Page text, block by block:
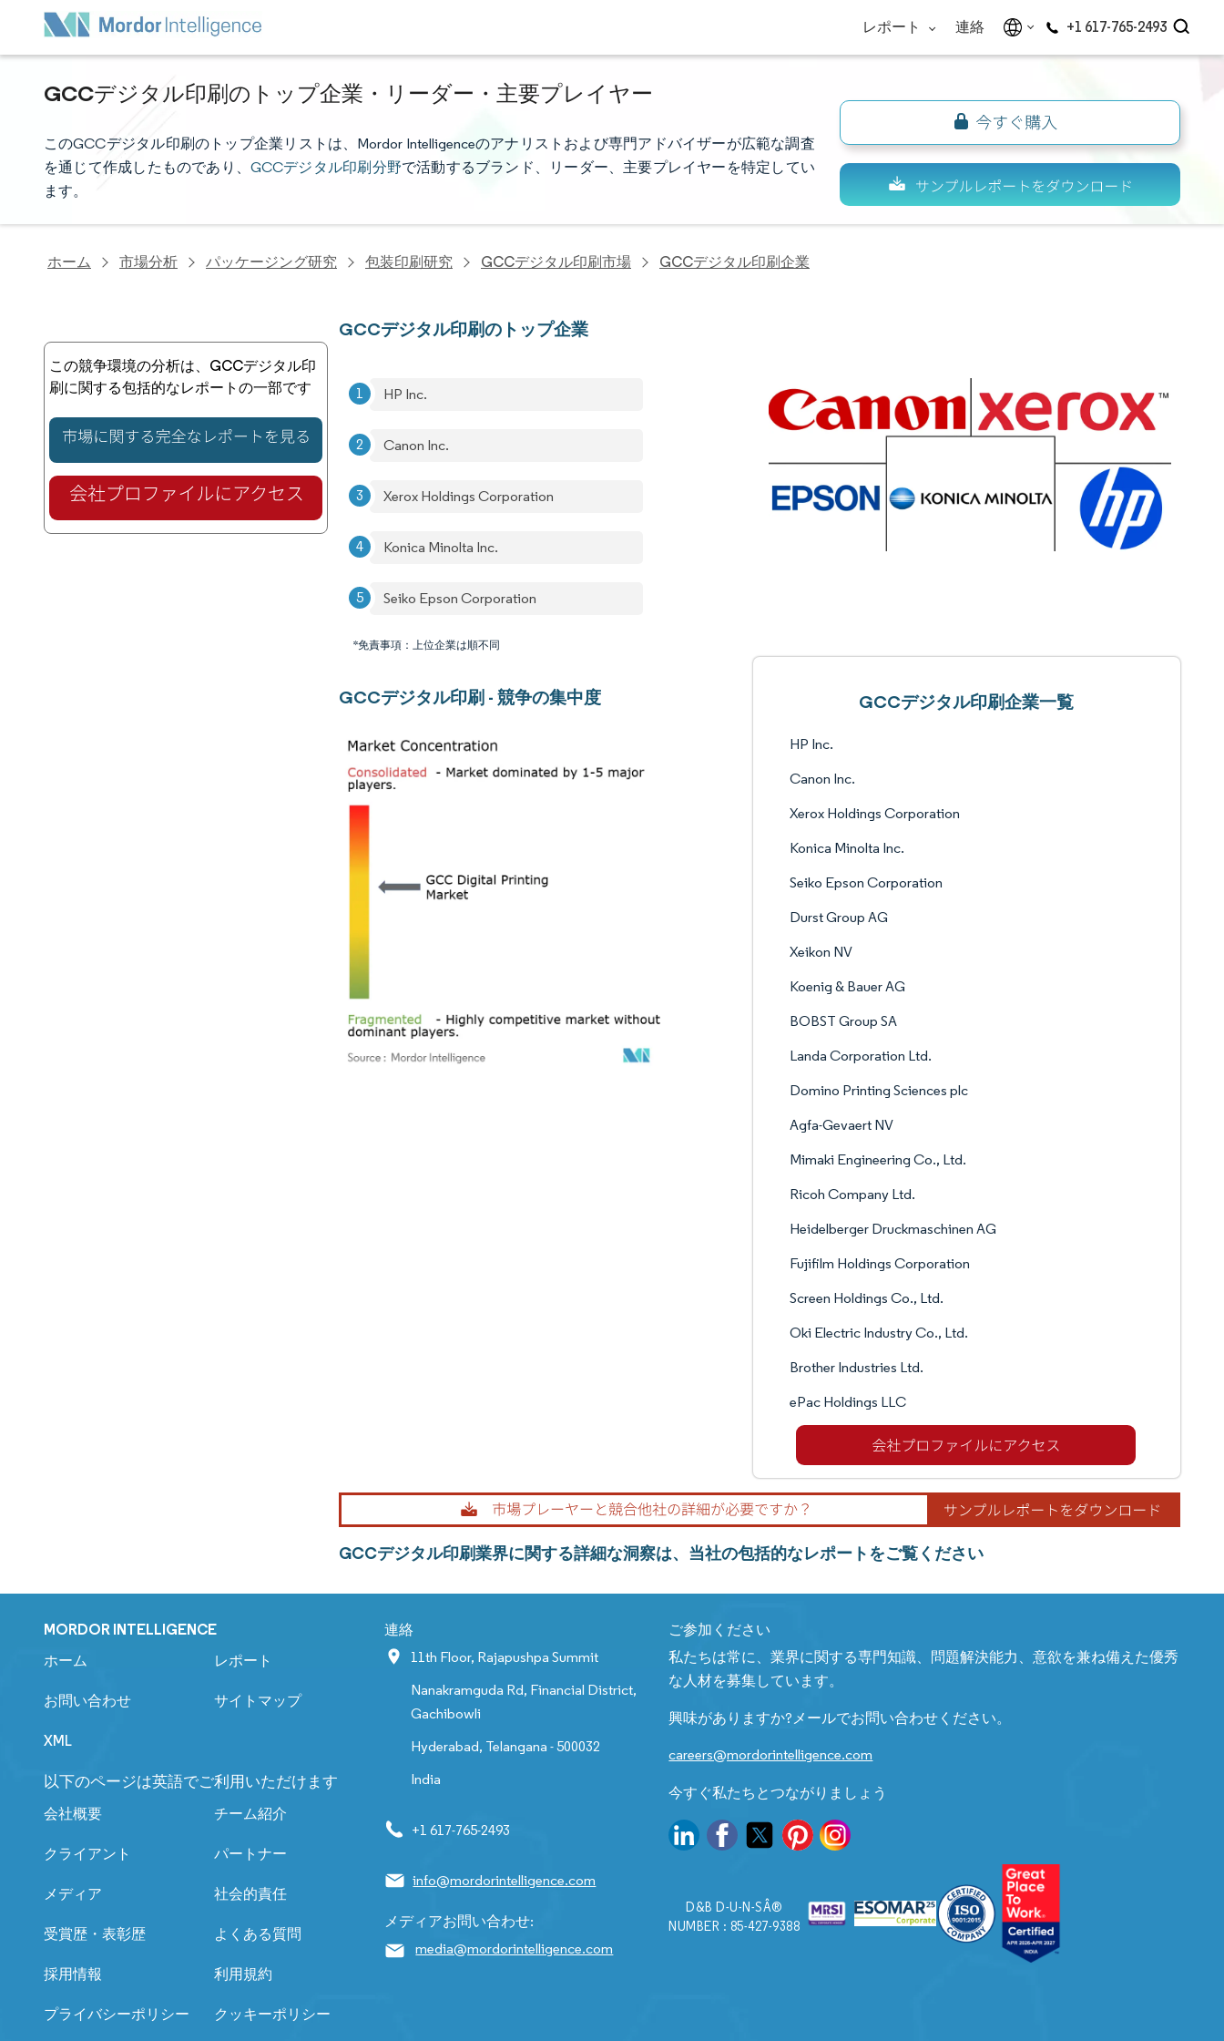
レポート 連絡 +1 617-765-2493
GCCデジタル印刷のトップ企業・リーダー・主要プレイヤー
このGCCデジタル印刷のトップ企業リストは、Mordor Intelligenceのアナリストおよび専門アドバイザーが広範な調査
を通じて作成したものであり、GCCデジタル印刷分野で活動するブランド、リーダー、主要プレイヤーを特定してい
ます。
ホーム 市場分析 パッケージング研究 包装印刷研究 GCCデジタル印刷市場 GCCデジタル印刷企業
この競争環境の分析は、GCCデジタル印
刷に関する包括的なレポートの一部です
GCCデジタル印刷のトップ企業
HP Inc.
Canon Inc.
Xerox Holdings Corporation
Konica Minolta Inc.
Seiko Epson Corporation
*免責事項：上位企業は順不同
GCCデジタル印刷 - 競争の集中度 GCCデジタル印刷企業一覧
HP Inc.
Canon Inc.
Xerox Holdings Corporation
Konica Minolta Inc.
Seiko Epson Corporation
Durst Group AG
Xeikon NV
Koenig & Bauer AG
BOBST Group SA
Landa Corporation Ltd.
Domino Printing Sciences plc
Agfa-Gevaert NV
Mimaki Engineering Co., Ltd.
Ricoh Company Ltd.
Heidelberger Druckmaschinen AG
Fujifilm Holdings Corporation
Screen Holdings Co., Ltd.
Oki Electric Industry Co., Ltd.
Brother Industries Ltd.
ePac Holdings LLC
GCCデジタル印刷業界に関する詳細な洞察は、当社の包括的なレポートをご覧ください
MORDOR INTELLIGENCE
ホーム レポート
お問い合わせ サイトマップ
XML
以下のページは英語でご利用いただけます
会社概要 チーム紹介
クライアント パートナー
メディア 社会的責任
受賞歴・表彰歴 よくある質問
採用情報 利用規約
プライバシーポリシー クッキーポリシー
連絡
11th Floor, Rajapushpa Summit
Nanakramguda Rd, Financial District,
Gachibowli
Hyderabad, Telangana - 500032
India
+1 617-765-2493
info@mordorintelligence.com
メディアお問い合わせ:
media@mordorintelligence.com
ご参加ください
私たちは常に、業界に関する専門知識、問題解決能力、意欲を兼ね備えた優秀
な人材を募集しています。
興味がありますか?メールでお問い合わせください。
careers@mordorintelligence.com
今すぐ私たちとつながりましょう
D&B D-U-N-SÂ®
NUMBER : 85-427-9388